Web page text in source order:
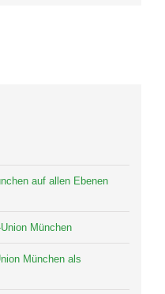
auf allen Ebenen
München
München als